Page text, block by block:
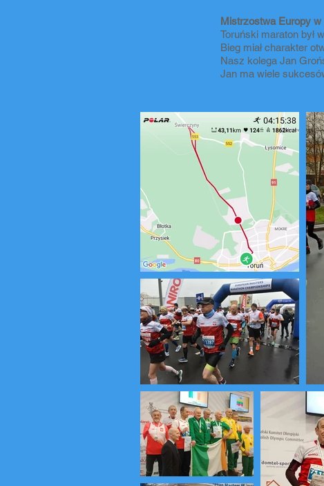
Mistrzostwa Europy w
Toruński maraton był
Bieg miał charakter
Nasz kolega Jan
Jan ma wiele